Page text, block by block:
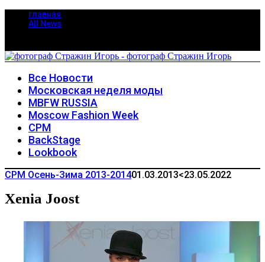
главная
All News
Все Новости
Московская неделя моды
MBFW RUSSIA
Moscow Fashion Week
CPM
BackStage
Lookbook
CPM Осень-Зима 2013-201401.03.2013<23.05.2022
Xenia Joost